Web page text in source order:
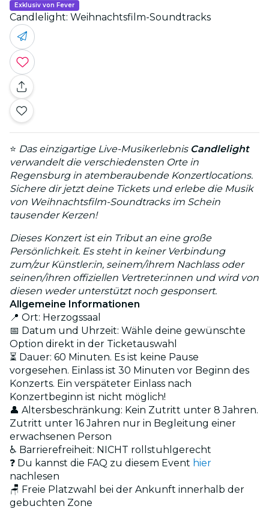
Exklusiv von Fever
Candlelight: Weihnachtsfilm-Soundtracks
⭐ Das einzigartige Live-Musikerlebnis Candlelight
verwandelt die verschiedensten Orte in
Regensburg in atemberaubende Konzertlocations.
Sichere dir jetzt deine Tickets und erlebe die Musik
von Weihnachtsfilm-Soundtracks im Schein
tausender Kerzen!
Dieses Konzert ist ein Tribut an eine große
Persönlichkeit. Es steht in keiner Verbindung
zum/zur Künstler:in, seinem/ihrem Nachlass oder
seinen/ihren offiziellen Vertreter:innen und wird von
diesen weder unterstützt noch gesponsert.
Allgemeine Informationen
📍 Ort: Herzogssaal
📅 Datum und Uhrzeit: Wähle deine gewünschte
Option direkt in der Ticketauswahl
⏳ Dauer: 60 Minuten. Es ist keine Pause
vorgesehen. Einlass ist 30 Minuten vor Beginn des
Konzerts. Ein verspäteter Einlass nach
Konzertbeginn ist nicht möglich!
👤 Altersbeschränkung: Kein Zutritt unter 8 Jahren.
Zutritt unter 16 Jahren nur in Begleitung einer
erwachsenen Person
♿ Barrierefreiheit: NICHT rollstuhlgerecht
❓ Du kannst die FAQ zu diesem Event hier
nachlesen
🪑 Freie Platzwahl bei der Ankunft innerhalb der
gebuchten Zone